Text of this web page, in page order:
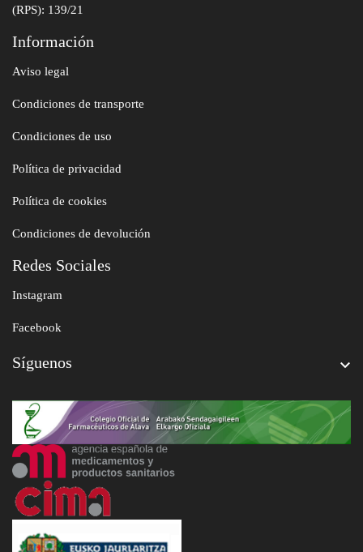
(RPS): 139/21
Información
Aviso legal
Condiciones de transporte
Condiciones de uso
Política de privacidad
Política de cookies
Condiciones de devolución
Redes Sociales
Instagram
Facebook
Síguenos 